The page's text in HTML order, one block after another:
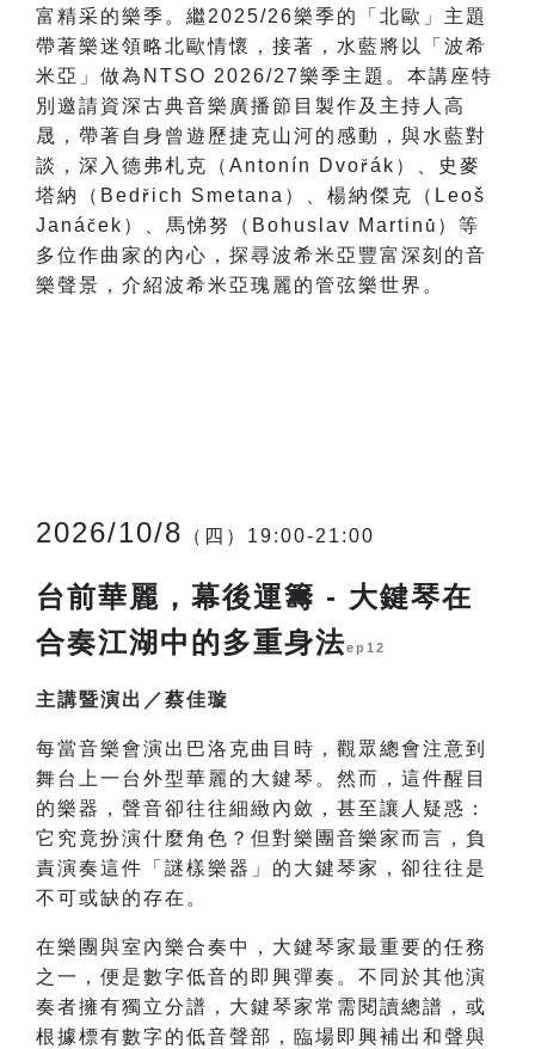
富精采的樂季。繼2025/26樂季的「北歐」主題
帶著樂迷領略北歐情懷，接著，水藍將以「波希
米亞」做為NTSO 2026/27樂季主題。本講座特
別邀請資深古典音樂廣播節目製作及主持人高
晟，帶著自身曾遊歷捷克山河的感動，與水藍對
談，深入德弗札克（Antonín Dvořá k ）、史麥
塔納（Bed řich Smetana ）、楊納傑克（Leoš
Janáček ）、馬悌努（Bohuslav Martin ů ）等
多位作曲家的內心，探尋波希米亞豐富深刻的音
樂聲景，介紹波希米亞瑰麗的管弦樂世界。
2026/10/8 （四）19:00-21:00
台前華麗，幕後運籌 - 大鍵琴在
合奏江湖中的多重身法ep12
主講暨演出／蔡佳璇
每當音樂會演出巴洛克曲目時，觀眾總會注意到
舞台上一台外型華麗的大鍵琴。然而，這件醒目
的樂器，聲音卻往往細緻內斂，甚至讓人疑惑：
它究竟扮演什麼角色？但對樂團音樂家而言，負
責演奏這件「謎樣樂器」的大鍵琴家，卻往往是
不可或缺的存在。
在樂團與室內樂合奏中，大鍵琴家最重要的任務
之一，便是數字低音的即興彈奏。不同於其他演
奏者擁有獨立分譜，大鍵琴家常需閱讀總譜，或
根據標有數字的低音聲部，臨場即興補出和聲與